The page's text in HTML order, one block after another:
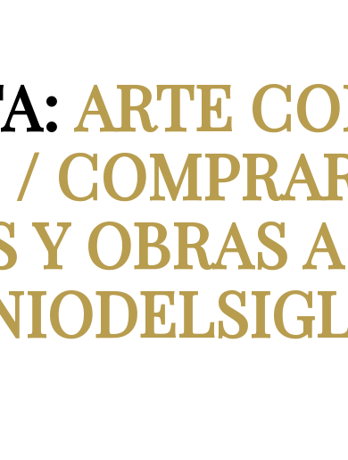
ARTE
Y OBRAS